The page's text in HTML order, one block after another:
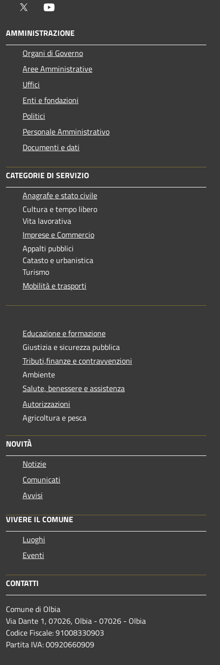
Twitter
AMMINISTRAZIONE
Organi di Governo
Aree Amministrative
Uffici
Enti e fondazioni
Politici
Personale Amministrativo
Documenti e dati
CATEGORIE DI SERVIZIO
Anagrafe e stato civile
Cultura e tempo libero
Vita lavorativa
Imprese e Commercio
Appalti pubblici
Catasto e urbanistica
Turismo
Mobilità e trasporti
Educazione e formazione
Giustizia e sicurezza pubblica
Tributi,finanze e contravvenzioni
Ambiente
Salute, benessere e assistenza
Autorizzazioni
Agricoltura e pesca
NOVITÀ
Notizie
Comunicati
Avvisi
VIVERE IL COMUNE
Luoghi
Eventi
CONTATTI
Comune di Olbia
Via Dante 1, 07026, Olbia - 07026 - Olbia
Codice Fiscale: 91008330903
Partita IVA: 00920660909